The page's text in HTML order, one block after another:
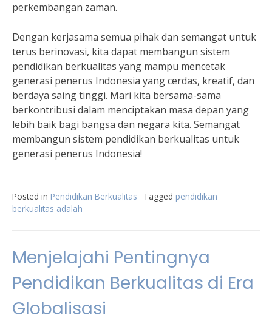
perkembangan zaman.
Dengan kerjasama semua pihak dan semangat untuk
terus berinovasi, kita dapat membangun sistem
pendidikan berkualitas yang mampu mencetak
generasi penerus Indonesia yang cerdas, kreatif, dan
berdaya saing tinggi. Mari kita bersama-sama
berkontribusi dalam menciptakan masa depan yang
lebih baik bagi bangsa dan negara kita. Semangat
membangun sistem pendidikan berkualitas untuk
generasi penerus Indonesia!
Posted in Pendidikan Berkualitas Tagged pendidikan
berkualitas adalah
Menjelajahi Pentingnya
Pendidikan Berkualitas di Era
Globalisasi